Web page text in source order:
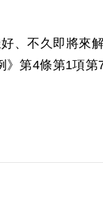
、不久即將來
第4條第1項
由為依自首分